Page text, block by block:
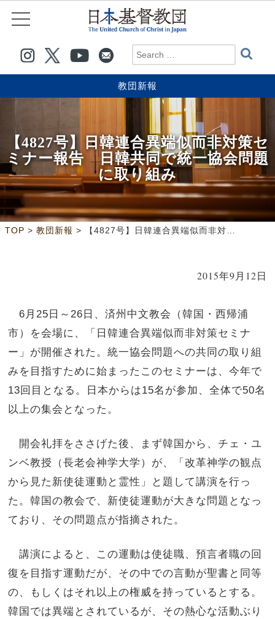
教団新報
【4827号】日韓連合異端似而非対策セ
ミナー報告 日韓共同で統一協会問題
に取り組み
TOP > 教団新報 > 【4827号】日韓連合異端似而非対策セミナー報告 日韓共同で統一協会問題に取り組み
2015年9月12日
6月25日～26日、済州中文教会（韓国・西帰浦
市）を会場に、「日韓連合異端似而非対策セミナ
ー」が開催された。統一協会問題への共同の取り組
みを目指すために始まったこのセミナーは、今年で
13回目となる。日本からは15名が参加、全体で50名
以上の集会となった。
開会礼拝をささげた後、まず韓国から、チェ・ユ
ンベ教授（長老会神学大学）が、「改革神学の観点
から見た新使徒運動と霊性」と題して講演を行っ
た。韓国の教会で、新使徒運動が大きな問題となっ
ており、その問題点が指摘された。
講演によると、この運動は使徒職、預言者職の回
復を目指す運動だが、その中での言動が聖書と同等
の、もしくはそれ以上の権威を持っているとする。
韓国では異端とされているが、その熱心な活動ぶり